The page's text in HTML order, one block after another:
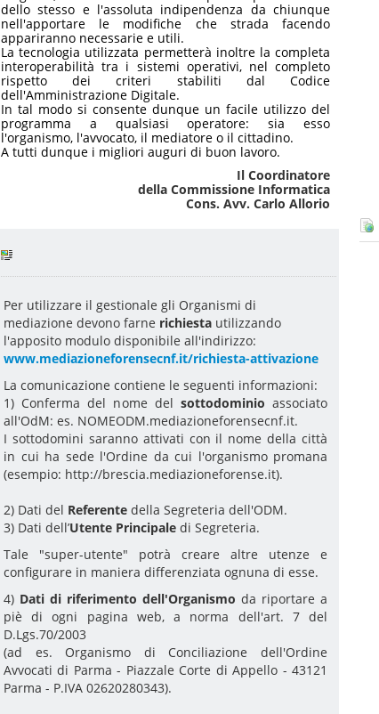
dello stesso e l'assoluta indipendenza da chiunque
nell'apportare le modifiche che strada facendo
appariranno necessarie e utili.
La tecnologia utilizzata permetterà inoltre la completa
interoperabilità tra i sistemi operativi, nel completo
rispetto dei criteri stabiliti dal Codice
dell'Amministrazione Digitale.
In tal modo si consente dunque un facile utilizzo del
programma a qualsiasi operatore: sia esso
l'organismo, l'avvocato, il mediatore o il cittadino.
A tutti dunque i migliori auguri di buon lavoro.
Il Coordinatore
della Commissione Informatica
Cons. Avv. Carlo Allorio
Per utilizzare il gestionale gli Organismi di
mediazione devono farne richiesta utilizzando
l'apposito modulo disponibile all'indirizzo:
www.mediazioneforensecnf.it/richiesta-attivazione
La comunicazione contiene le seguenti informazioni:
1) Conferma del nome del sottodominioassociato
all'OdM: es. NOMEODM.mediazioneforensecnf.it.
I sottodomini saranno attivati con il nome della città
in cui ha sede l'Ordine da cui l'organismo promana
(esempio: http://brescia.mediazioneforense.it).
2) Dati del Referente della Segreteria dell'ODM.
3) Dati dell’Utente Principale di Segreteria.
Tale "super-utente" potrà creare altre utenze e
configurare in maniera differenziata ognuna di esse.
4) Dati di riferimento dell'Organismo da riportare a
piè di ogni pagina web, a norma dell'art. 7 del
D.Lgs.70/2003
(ad es. Organismo di Conciliazione dell'Ordine
Avvocati di Parma - Piazzale Corte di Appello - 43121
Parma - P.IVA 02620280343).